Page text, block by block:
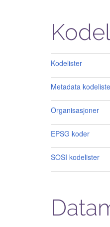
Kodelister
Metadata
Organisasjoner
EPSG koder
SOSI kodelister